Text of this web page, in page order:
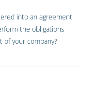
into an agreement
the obligations
your company?